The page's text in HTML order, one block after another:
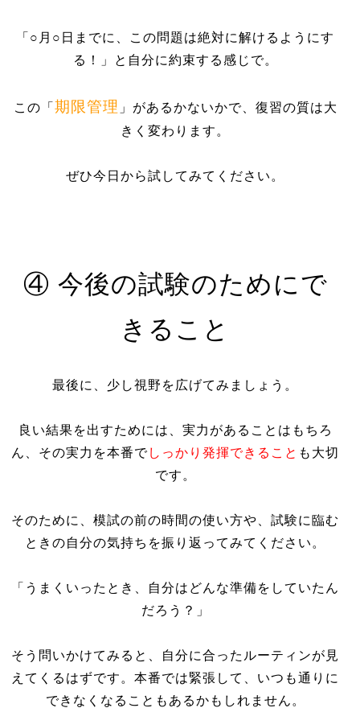
「○月○日までに、この問題は絶対に解けるようにす
る！」と自分に約束する感じで。
この「 期限管理 」があるかないかで、復習の質は大
きく変わります。
ぜひ今日から試してみてください。
④ 今後の試験のためにで
きること
最後に、少し視野を広げてみましょう。
良い結果を出すためには、実力があることはもちろ
ん、その実力を本番でしっかり発揮できること も大切
です。
そのために、模試の前の時間の使い方や、試験に臨む
ときの自分の気持ちを振り返ってみてください。
「うまくいったとき、自分はどんな準備をしていたん
だろう？」
そう問いかけてみると、自分に合ったルーティンが見
えてくるはずです。本番では緊張して、いつも通りに
できなくなることもあるかもしれません。